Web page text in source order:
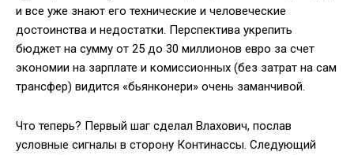
и все уже знают его технические и человеческие
достоинства и недостатки. Перспектива укрепить
бюджет на сумму от 25 до 30 миллионов евро за счет
экономии на зарплате и комиссионных (без затрат на сам
трансфер) видится «бьянконери» очень заманчивой.
Что теперь? Первый шаг сделал Влахович, послав
условные сигналы в сторону Континассы. Следующий